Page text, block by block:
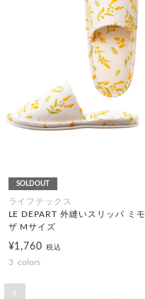
SOLDOUT
ライフテックス
LE DEPART 外縫いスリッパ ミモ
ザ Mサイズ
¥1,760税込
3 colors
9